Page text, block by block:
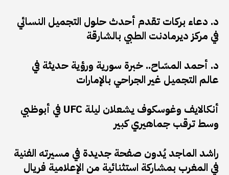
د. دعاء بركات تقدم أحدث حلول التجميل النسائي
في مركز ديرمادنت الطبي بالشارقة
د. أحمد المسّاح.. خبرة سورية ورؤية حديثة في
عالم التجميل غير الجراحي بالإمارات
أنكالايف وغوسكوف يشعلان ليلة UFC في أبوظبي
وسط ترقب جماهيري كبير
راشد الماجد يُدون صفحة جديدة في مسيرته الفنية
في المغرب بمشاركة استثنائية من الإعلامية فريال